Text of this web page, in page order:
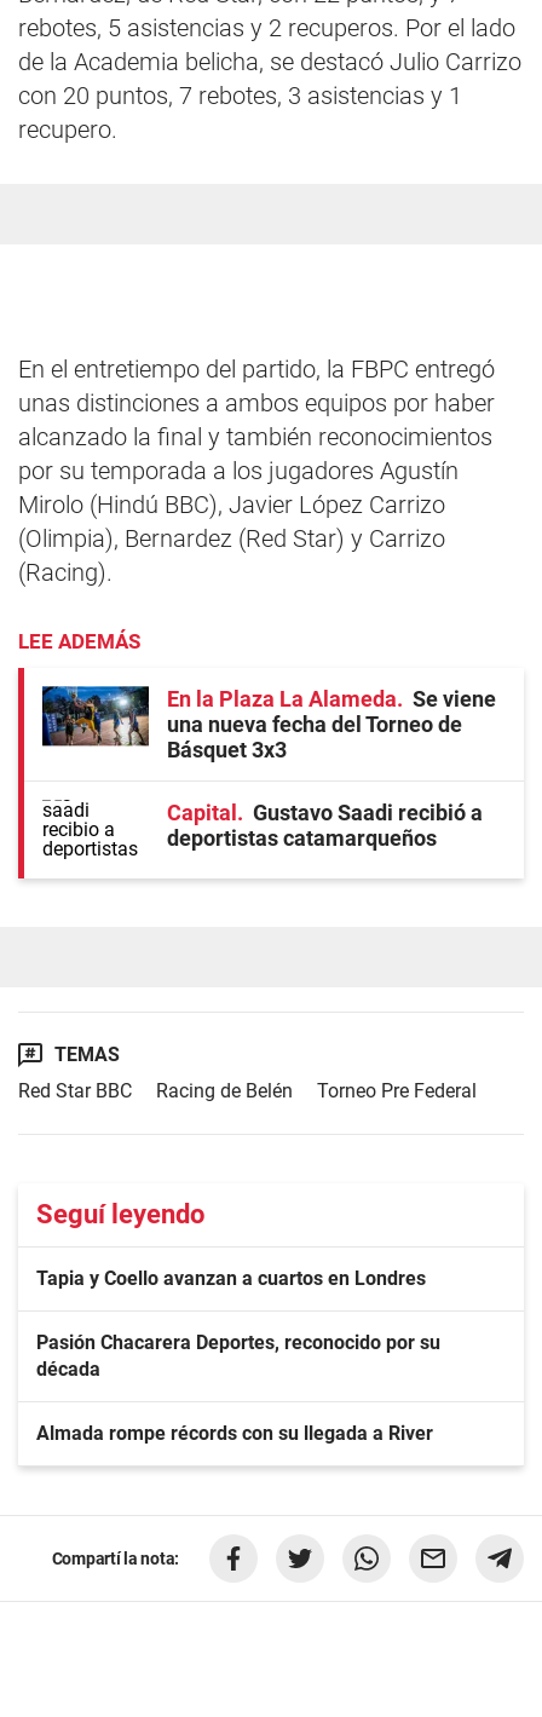
rebotes, 5 asistencias y 2 recuperos. Por el lado
de la Academia belicha, se destacó Julio Carrizo
con 20 puntos, 7 rebotes, 3 asistencias y 1
recupero.
En el entretiempo del partido, la FBPC entregó
unas distinciones a ambos equipos por haber
alcanzado la final y también reconocimientos
por su temporada a los jugadores Agustín
Mirolo (Hindú BBC), Javier López Carrizo
(Olimpia), Bernardez (Red Star) y Carrizo
(Racing).
LEE ADEMÁS
En la Plaza La Alameda
Se viene
una nueva fecha del Torneo de
Básquet 3x3
Capital
Gustavo Saadi recibió a
deportistas catamarqueños
TEMAS
Red Star BBC
Racing de Belén Torneo Pre Federal
Seguí leyendo
Tapia y Coello avanzan a cuartos en Londres
Pasión Chacarera Deportes, reconocido por su
década
Almada rompe récords con su llegada a River
Compartí la nota: